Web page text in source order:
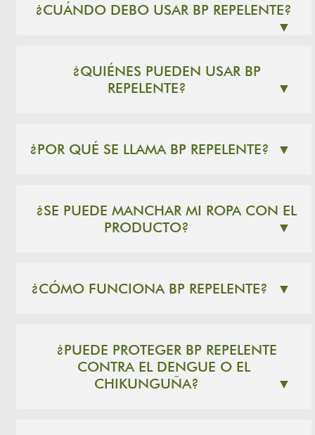
¿CUÁNDO DEBO USAR BP REPELENTE?
▼
¿QUIÉNES PUEDEN USAR BP
REPELENTE?
▼
¿POR QUÉ SE LLAMA BP REPELENTE? ▼
¿SE PUEDE MANCHAR MI ROPA CON EL
PRODUCTO?
▼
¿CÓMO FUNCIONA BP REPELENTE? ▼
¿PUEDE PROTEGER BP REPELENTE
CONTRA EL DENGUE O EL
CHIKUNGUÑA?
▼